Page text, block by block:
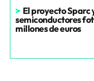
> El proyecto Sparc
semiconductores
millones de euros